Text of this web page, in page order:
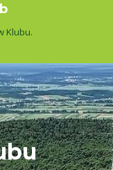
Klubu.